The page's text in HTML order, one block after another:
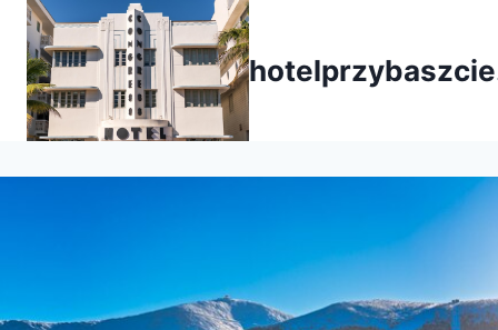
Przejdź
treści